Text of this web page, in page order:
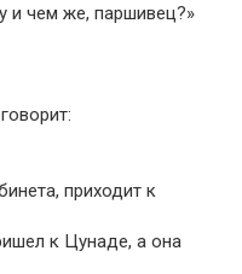
и чем же, паршивец?»
приходит к
к Цунаде, а она